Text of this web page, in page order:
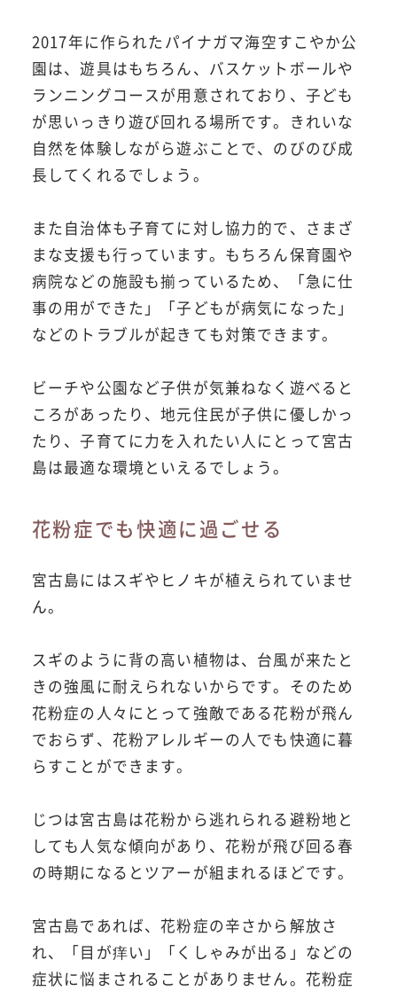
2017年に作られたパイナガマ海空すこやか公
園は、遊具はもちろん、バスケットボールや
ランニングコースが用意されており、子ども
が思いっきり遊び回れる場所です。きれいな
自然を体験しながら遊ぶことで、のびのび成
長してくれるでしょう。
また自治体も子育てに対し協力的で、さまざ
まな支援も行っています。もちろん保育園や
病院などの施設も揃っているため、「急に仕
事の用ができた」「子どもが病気になった」
などのトラブルが起きても対策できます。
ビーチや公園など子供が気兼ねなく遊べると
ころがあったり、地元住民が子供に優しかっ
たり、子育てに力を入れたい人にとって宮古
島は最適な環境といえるでしょう。
花粉症でも快適に過ごせる
宮古島にはスギやヒノキが植えられていませ
ん。
スギのように背の高い植物は、台風が来たと
きの強風に耐えられないからです。そのため
花粉症の人々にとって強敵である花粉が飛ん
でおらず、花粉アレルギーの人でも快適に暮
らすことができます。
じつは宮古島は花粉から逃れられる避粉地と
しても人気な傾向があり、花粉が飛び回る春
の時期になるとツアーが組まれるほどです。
宮古島であれば、花粉症の辛さから解放さ
れ、「目が痒い」「くしゃみが出る」などの
症状に悩まされることがありません。花粉症